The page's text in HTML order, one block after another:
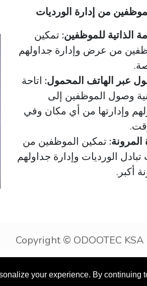
your experience. By continuing
من إدارة الورديات
الذاتية للموظفين: تمكين
من عرض وإدارة جداولهم
عبر الهاتف المحمول: اتاحة
وصول الموظفين إلى
وإدارتها من أي مكان وفي
المرونة: تمكين الموظفين من
الورديات وإدارة جداولهم
أكبر.
Copyright ©